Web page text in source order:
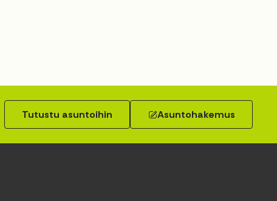
Tutustu asuntoihin Asuntohakemus